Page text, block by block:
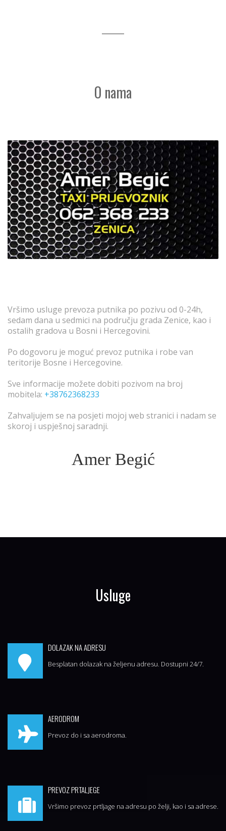
O nama
Vršimo usluge prevoza putnika po pozivu od 0-24h,
sedam dana u sedmici na području grada Zenice, kao i
ostalih gradova u Bosni i Hercegovini.
Po dogovoru je moguć prevoz putnika i robe van
teritorije Bosne i Hercegovine.
Sve informacije možete dobiti pozivom na broj
mobitela: +38762368233
Zahvaljujem se na posjeti mojoj web stranici i nadam se
skoroj i uspješnoj saradnji.
Amer Begić
Usluge
DOLAZAK NA ADRESU
Besplatan dolazak na željenu adresu. Dostupni 24/7.
AERODROM
Prevoz do i sa aerodroma.
PREVOZ PRTALJEGE
Vršimo prevoz prtljage na adresu po želji, kao i sa adrese.